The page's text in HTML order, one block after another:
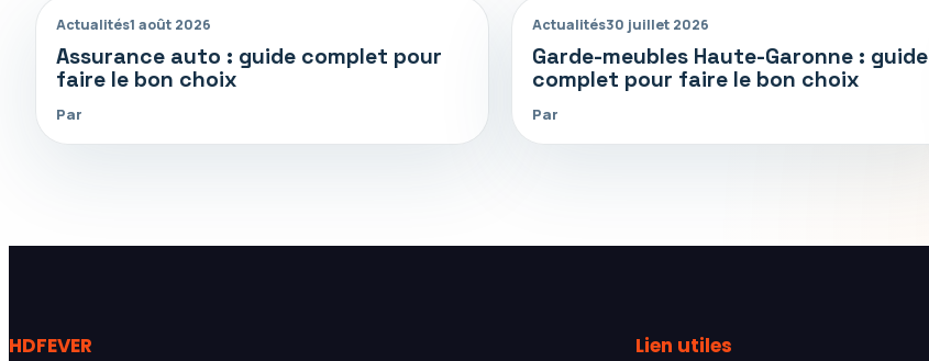
Actualités1 août 2026
Assurance auto : guide complet pour
faire le bon choix
Par
Actualités30 juillet 2026
Garde-meubles Haute-Garonne : guide
complet pour faire le bon choix
Par
HDFEVER Lien utiles